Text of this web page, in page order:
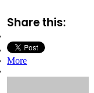
Share this:
More